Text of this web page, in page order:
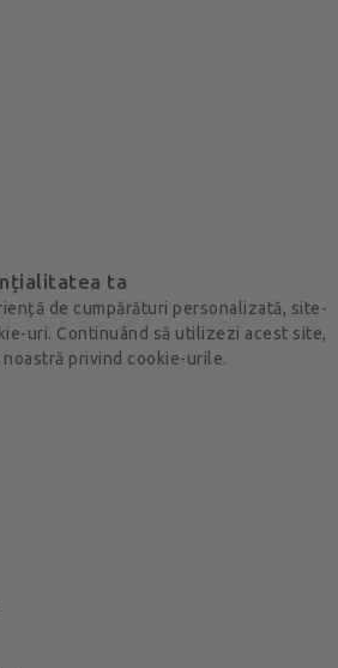
ta
de cumpărături personalizată, site-
uri. Continuând să utilizezi acest site,
privind cookie-urile.